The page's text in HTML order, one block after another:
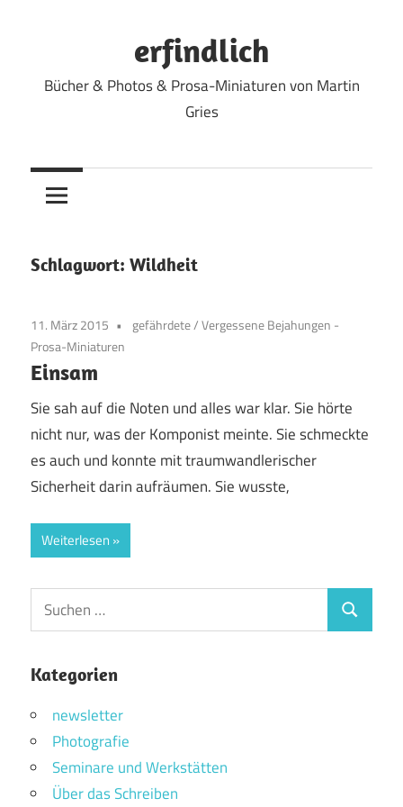
erfindlich
Bücher & Photos & Prosa-Miniaturen von Martin
Gries
Schlagwort: Wildheit
11. März 2015 gefährdete/Vergessene Bejahungen -
Prosa-Miniaturen
Einsam
Sie sah auf die Noten und alles war klar. Sie hörte
nicht nur, was der Komponist meinte. Sie schmeckte
es auch und konnte mit traumwandlerischer
Sicherheit darin aufräumen. Sie wusste,
Weiterlesen
Suchen
nach:
Suchen
Kategorien
newsletter
Photografie
Seminare und Werkstätten
Über das Schreiben